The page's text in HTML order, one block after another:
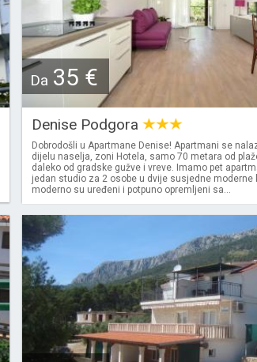
Da 35 €
Denise Podgora
Dobrodošli u Apartmane Denise! Apartmani se
dijelu naselja, zoni Hotela, samo 70 metara od
daleko od gradske gužve i vreve. Imamo pet
jedan studio za 2 osobe u dvije susjedne moderne
moderno su uređeni i potpuno opremljeni sa...